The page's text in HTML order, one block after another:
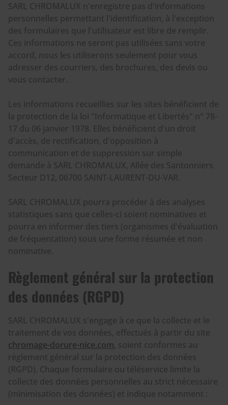
SARL CHROMALUX n'enregistre pas d'informations
personnelles permettant l'identification, à l'exception
des formulaires que l'utilisateur est libre de remplir.
Ces informations ne seront pas utilisées sans votre
accord, nous les utiliserons seulement pour vous
adresser des courriers, des brochures, des devis ou
vous contacter.
Les informations recueillies sur les sites bénéficient de
la protection de la loi "Informatique et Libertés" n° 78-
17 du 06 janvier 1978. Elles bénéficient d'un droit
d'accès, de rectification, d'opposition à
communication et de suppression sur simple
demande à SARL CHROMALUX, Allée des Santonniers
Secteur D12, 06700 SAINT-LAURENT-DU-VAR.
SARL CHROMALUX pourra procéder à des analyses
statistiques sans que celles-ci soient nominatives et
pourra en informer des tiers (organismes d'évaluation
de fréquentation) sous une forme résumée et non
nominative.
Règlement général sur la protection
des données (RGPD)
SARL CHROMALUX s'engage à ce que la collecte et le
traitement de vos données, effectués à partir du site
chromage-dorure-nice.com, soient conformes au
règlement général sur la protection des données
(RGPD). Chaque formulaire ou téléservice limite la
collecte des données personnelles au strict nécessaire
(minimisation des données) et indique notamment :